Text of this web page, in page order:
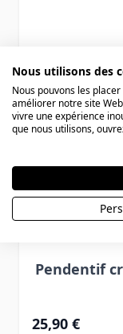
Pendentif
25,90 €
Nous utilisons des
Nous pouvons les
améliorer notre site
vivre une expérience
que nous utilisons,